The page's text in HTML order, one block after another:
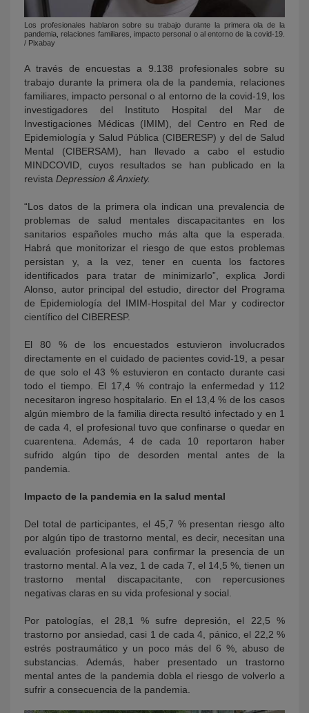
Los profesionales hablaron sobre su trabajo durante la primera ola de la
pandemia, relaciones familiares, impacto personal o al entorno de la covid-19.
/ Pixabay
A través de encuestas a 9.138 profesionales sobre su
trabajo durante la primera ola de la pandemia, relaciones
familiares, impacto personal o al entorno de la covid-19, los
investigadores del Instituto Hospital del Mar de
Investigaciones Médicas (IMIM), del Centro en Red de
Epidemiología y Salud Pública (CIBERESP) y del de Salud
Mental (CIBERSAM), han llevado a cabo el estudio
MINDCOVID, cuyos resultados se han publicado en la
revista Depression & Anxiety.
“Los datos de la primera ola indican una prevalencia de
problemas de salud mentales discapacitantes en los
sanitarios españoles mucho más alta que la esperada.
Habrá que monitorizar el riesgo de que estos problemas
persistan y, a la vez, tener en cuenta los factores
identificados para tratar de minimizarlo”, explica Jordi
Alonso, autor principal del estudio, director del Programa
de Epidemiología del IMIM-Hospital del Mar y codirector
científico del CIBERESP.
El 80 % de los encuestados estuvieron involucrados
directamente en el cuidado de pacientes covid-19, a pesar
de que solo el 43 % estuvieron en contacto durante casi
todo el tiempo. El 17,4 % contrajo la enfermedad y 112
necesitaron ingreso hospitalario. En el 13,4 % de los casos
algún miembro de la familia directa resultó infectado y en 1
de cada 4, el profesional tuvo que confinarse o quedar en
cuarentena. Además, 4 de cada 10 reportaron haber
sufrido algún tipo de desorden mental antes de la
pandemia.
Impacto de la pandemia en la salud mental
Del total de participantes, el 45,7 % presentan riesgo alto
por algún tipo de trastorno mental, es decir, necesitan una
evaluación profesional para confirmar la presencia de un
trastorno mental. A la vez, 1 de cada 7, el 14,5 %, tienen un
trastorno mental discapacitante, con repercusiones
negativas claras en su vida profesional y social.
Por patologías, el 28,1 % sufre depresión, el 22,5 %
trastorno por ansiedad, casi 1 de cada 4, pánico, el 22,2 %
estrés postraumático y un poco más del 6 %, abuso de
substancias. Además, haber presentado un trastorno
mental antes de la pandemia dobla el riesgo de volverlo a
sufrir a consecuencia de la pandemia.